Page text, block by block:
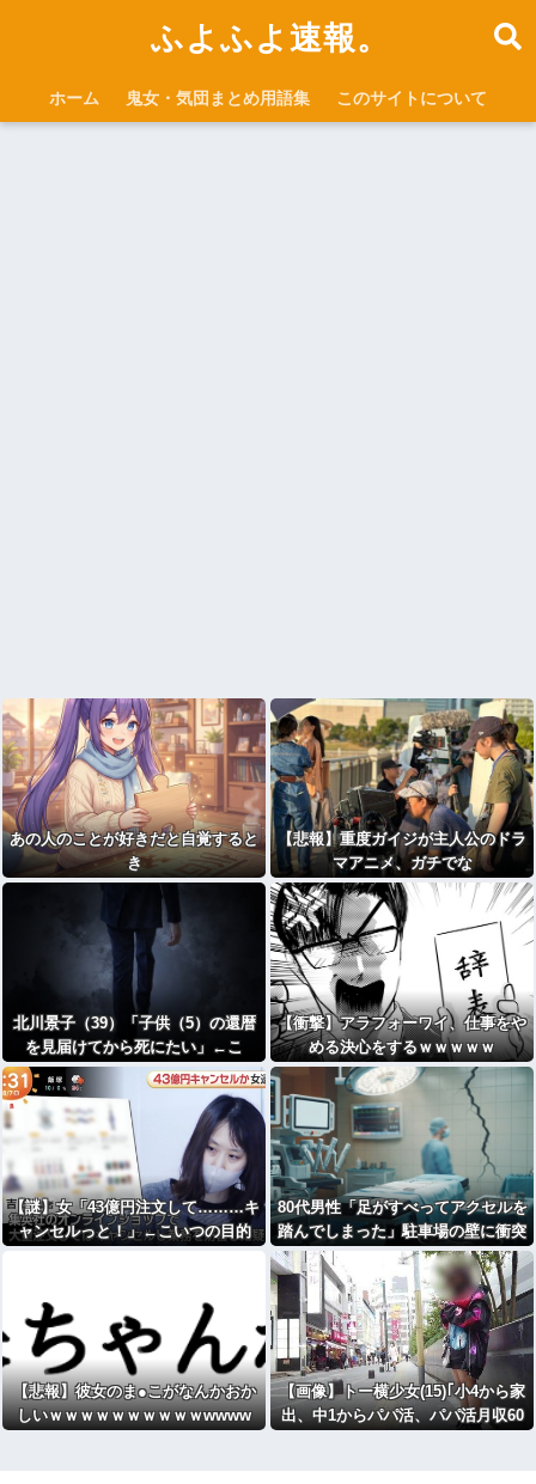
ふよふよ速報。
ホーム 鬼女・気団まとめ用語集 このサイトについて
あの人のことが好きだと自覚すると
き
【悲報】重度ガイジが主人公のドラ
マアニメ、ガチでな
い・・・・・・・・・
北川景子（39）「子供（5）の還暦
を見届けてから死にたい」←こ
れ！！
【衝撃】アラフォーワイ、仕事をや
める決心をするｗｗｗｗｗ
【謎】女「43億円注文して………キ
ャンセルっと！」←こいつの目的
80代男性「足がすべってアクセルを
踏んでしまった」駐車場の壁に衝突
【悲報】彼女のま●こがなんかおか
しいｗｗｗｗｗｗｗｗｗｗwwww
【画像】トー横少女(15)｢小4から家
出、中1からパパ活、パパ活月収60